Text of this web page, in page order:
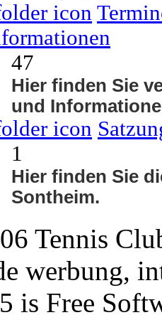
47
Hier finden Sie
und
1
Hier finden Sie
Sontheim.
Tennis
werbung,
is Free